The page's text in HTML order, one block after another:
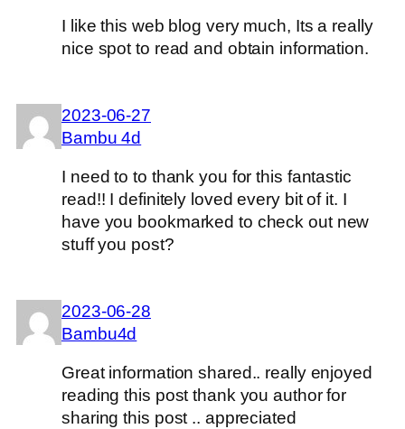
I like this web blog very much, Its a really
nice spot to read and obtain information.
2023-06-27
Bambu 4d
I need to to thank you for this fantastic
read!! I definitely loved every bit of it. I
have you bookmarked to check out new
stuff you post?
2023-06-28
Bambu4d
Great information shared.. really enjoyed
reading this post thank you author for
sharing this post .. appreciated